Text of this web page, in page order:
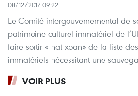
08/12/2017 09:22
Le Comité intergouvernemental de
patrimoine culturel immatériel de
faire sortir « hat xoan» de la liste
immatériels nécessitant une
VOIR PLUS